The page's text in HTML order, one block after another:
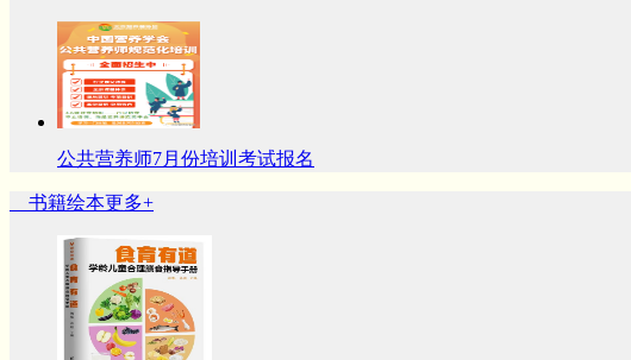
公共营养师7月份培训考试报名
书籍绘本更多+